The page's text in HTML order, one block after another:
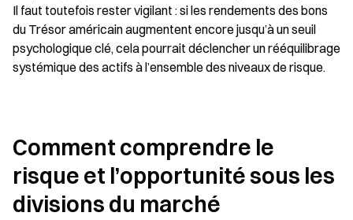
Il faut toutefois rester vigilant : si les rendements des bons
du Trésor américain augmentent encore jusqu’à un seuil
psychologique clé, cela pourrait déclencher un rééquilibrage
systémique des actifs à l’ensemble des niveaux de risque.
Comment comprendre le
risque et l’opportunité sous les
divisions du marché